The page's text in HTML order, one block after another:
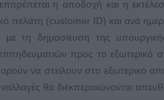
επιτρέπεται η αποδοχή και η
πελάτη (customer ID) και ανά
με τη δημοσίευση της
προς το εξωτερικό
να στείλουν στο εξωτερικό
θα διεκπεραιώνονται